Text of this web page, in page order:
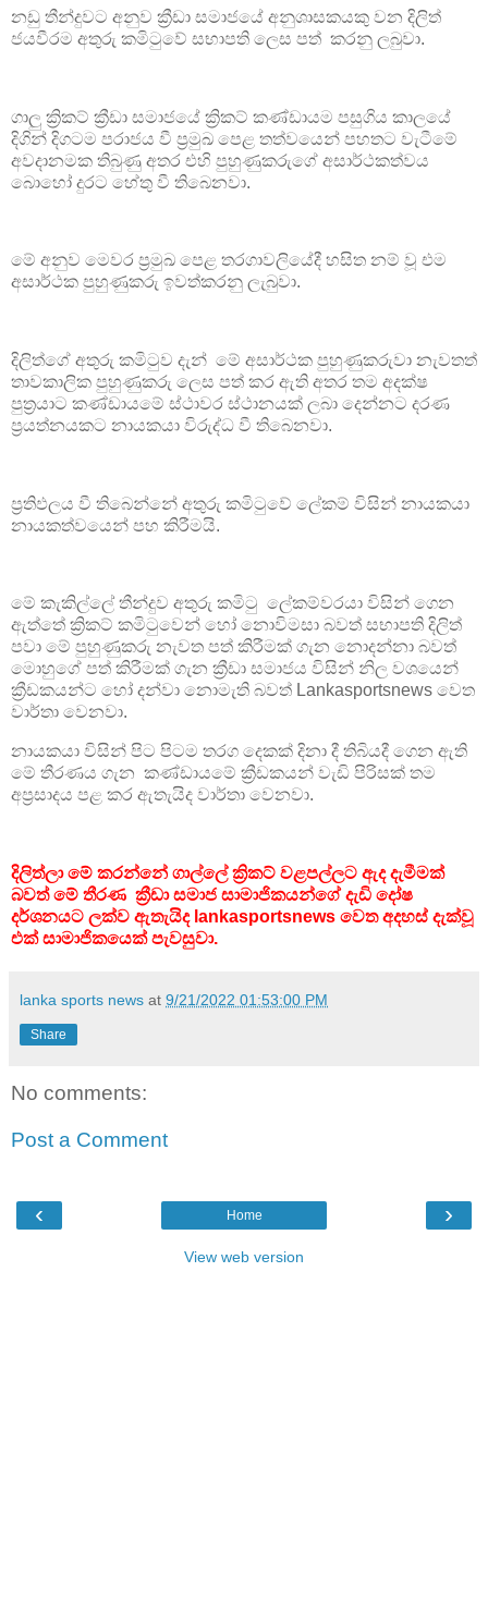
නඩු තීන්දුවට අනුව ක්‍රීඩා සමාජයේ අනුශාසකයකු වන දිලිත්
ජයවීරම අතුරු කමිටුවේ සභාපති ලෙස පත් කරනු ලබුවා.
ගාලු ක්‍රිකට් ක්‍රීඩා සමාජයේ ක්‍රිකට් කණ්ඩායම පසුගිය කාලයේ
දිගින් දිගටම පරාජය වී ප්‍රමුඛ පෙළ තත්වයෙන් පහතට වැටීමේ
අවදානමක තිබුණු අතර එහි පුහුණුකරුගේ අසාර්ථකත්වය
බොහෝ දුරට හේතු වී තිබෙනවා.
මේ අනුව මෙවර ප්‍රමුඛ පෙළ තරගාවලියේදී හසිත නම් වූ එම
අසාර්ථක පුහුණුකරු ඉවත්කරනු ලැබුවා.
දිලිත්ගේ අතුරු කමිටුව දැන් මේ අසාර්ථක පුහුණුකරුවා නැවතත්
තාවකාලික පුහුණුකරු ලෙස පත් කර ඇති අතර තම අදක්ෂ
පුත්‍රයාට කණ්ඩායමේ ස්ථාවර ස්ථානයක් ලබා දෙන්නට දරණ
ප්‍රයත්නයකට නායකයා විරුද්ධ වී තිබෙනවා.
ප්‍රතිඵලය වී තිබෙන්නේ අතුරු කමිටුවේ ලේකම් විසින් නායකයා
නායකත්වයෙන් පහ කිරීමයි.
මේ කැකිල්ලේ තීන්දුව අතුරු කමිටු ලේකම්වරයා විසින් ගෙන
ඇත්තේ ක්‍රිකට් කමිටුවෙන් හෝ නොවිමසා බවත් සභාපති දිලිත්
පවා මේ පුහුණුකරු නැවත පත් කිරීමක් ගැන නොදන්නා බවත්
මොහුගේ පත් කිරීමක් ගැන ක්‍රීඩා සමාජය විසින් නිල වශයෙන්
ක්‍රීඩකයන්ට හෝ දන්වා නොමැති බවත් Lankasportsnews වෙත
වාර්තා වෙනවා.
නායකයා විසින් පිට පිටම තරග දෙකක් දිනා දී තිබියදී ගෙන ඇති
මේ තීරණය ගැන කණ්ඩායමේ ක්‍රීඩකයන් වැඩි පිරිසක් තම
අප්‍රසාදය පළ කර ඇතැයිද වාර්තා වෙනවා.
දිලිත්ලා මේ කරන්නේ ගාල්ලේ ක්‍රිකට් වළපල්ලට ඇද දැමීමක්
බවත් මේ තීරණ ක්‍රීඩා සමාජ සාමාජිකයන්ගේ දැඩි දෝෂ
දර්ශනයට ලක්ව ඇතැයිද lankasportsnews වෙත අදහස් දැක්වූ
එක් සාමාජිකයෙක් පැවසුවා.
lanka sports news at 9/21/2022 01:53:00 PM
Share
No comments:
Post a Comment
‹ ›
Home
View web version